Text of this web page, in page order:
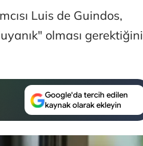
Luis de Guindos,
olması gerektiğini
Google'da tercih edilen
kaynak olarak ekleyin